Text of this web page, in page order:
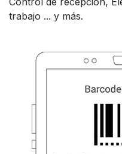
trabajo ... y más.